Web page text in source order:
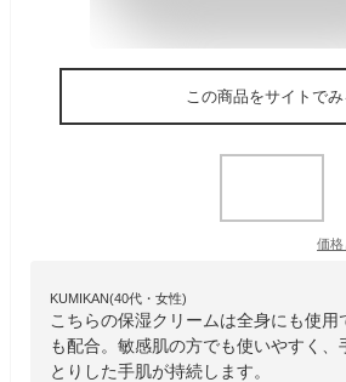
この商品をサイトでみ
価格
KUMIKAN(40代・女性)
こちらの保湿クリームは全身にも使用
も配合。敏感肌の方でも使いやすく、
とりした手肌が持続します。